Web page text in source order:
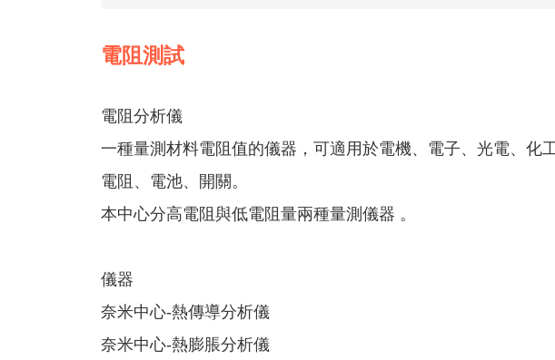
電阻測試
電阻分析儀
一種量測材料電阻值的儀器，可適用於電機、電子、光電、化
電阻、電池、開關。
本中心分高電阻與低電阻量兩種量測儀器 。
儀器
奈米中心-熱傳導分析儀
奈米中心-熱膨脹分析儀